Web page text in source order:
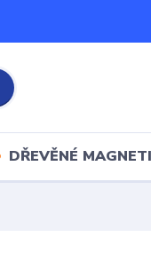
DŘEVĚNÉ